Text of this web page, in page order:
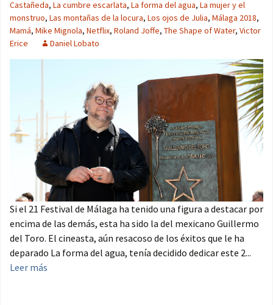
Castañeda, La cumbre escarlata, La forma del agua, La mujer y el
monstruo, Las montañas de la locura, Los ojos de Julia, Málaga 2018,
Mamá, Mike Mignola, Netflix, Roland Joffe, The Shape of Water, Victor
Erice
Daniel Lobato
Si el 21 Festival de Málaga ha tenido una figura a destacar por
encima de las demás, esta ha sido la del mexicano Guillermo
del Toro. El cineasta, aún resacoso de los éxitos que le ha
deparado La forma del agua, tenía decidido dedicar este 2...
Leer más